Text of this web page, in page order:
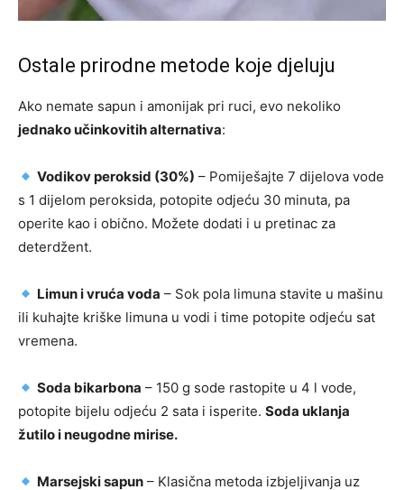
Ostale prirodne metode koje djeluju
Ako nemate sapun i amonijak pri ruci, evo nekoliko
jednako učinkovitih alternativa:
Vodikov peroksid (30%) – Pomiješajte 7 dijelova vode
s 1 dijelom peroksida, potopite odjeću 30 minuta, pa
operite kao i obično. Možete dodati i u pretinac za
deterdžent.
Limun i vruća voda – Sok pola limuna stavite u mašinu
ili kuhajte kriške limuna u vodi i time potopite odjeću sat
vremena.
Soda bikarbona – 150 g sode rastopite u 4 l vode,
potopite bijelu odjeću 2 sata i isperite. Soda uklanja
žutilo i neugodne mirise.
Marsejski sapun – Klasična metoda izbjeljivanja uz